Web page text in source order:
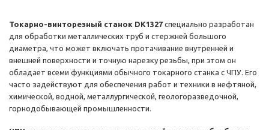
Токарно-винторезный станок DK1327 специально разработан
для обработки металлических труб и стержней большого
диаметра, что может включать протачивание внутренней и
внешней поверхности и точную нарезку резьбы, при этом он
обладает всеми функциями обычного токарного станка с ЧПУ. Его
часто задействуют для обеспечения работ и техники в нефтяной,
химической, водной, металлургической, геологоразведочной,
горнодобывающей промышленности.